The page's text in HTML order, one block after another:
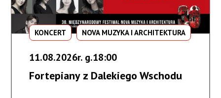
KONCERT NOVA MUZYKA I ARCHITEKTURA
11.08.2026r. g.18:00
Fortepiany z Dalekiego Wschodu